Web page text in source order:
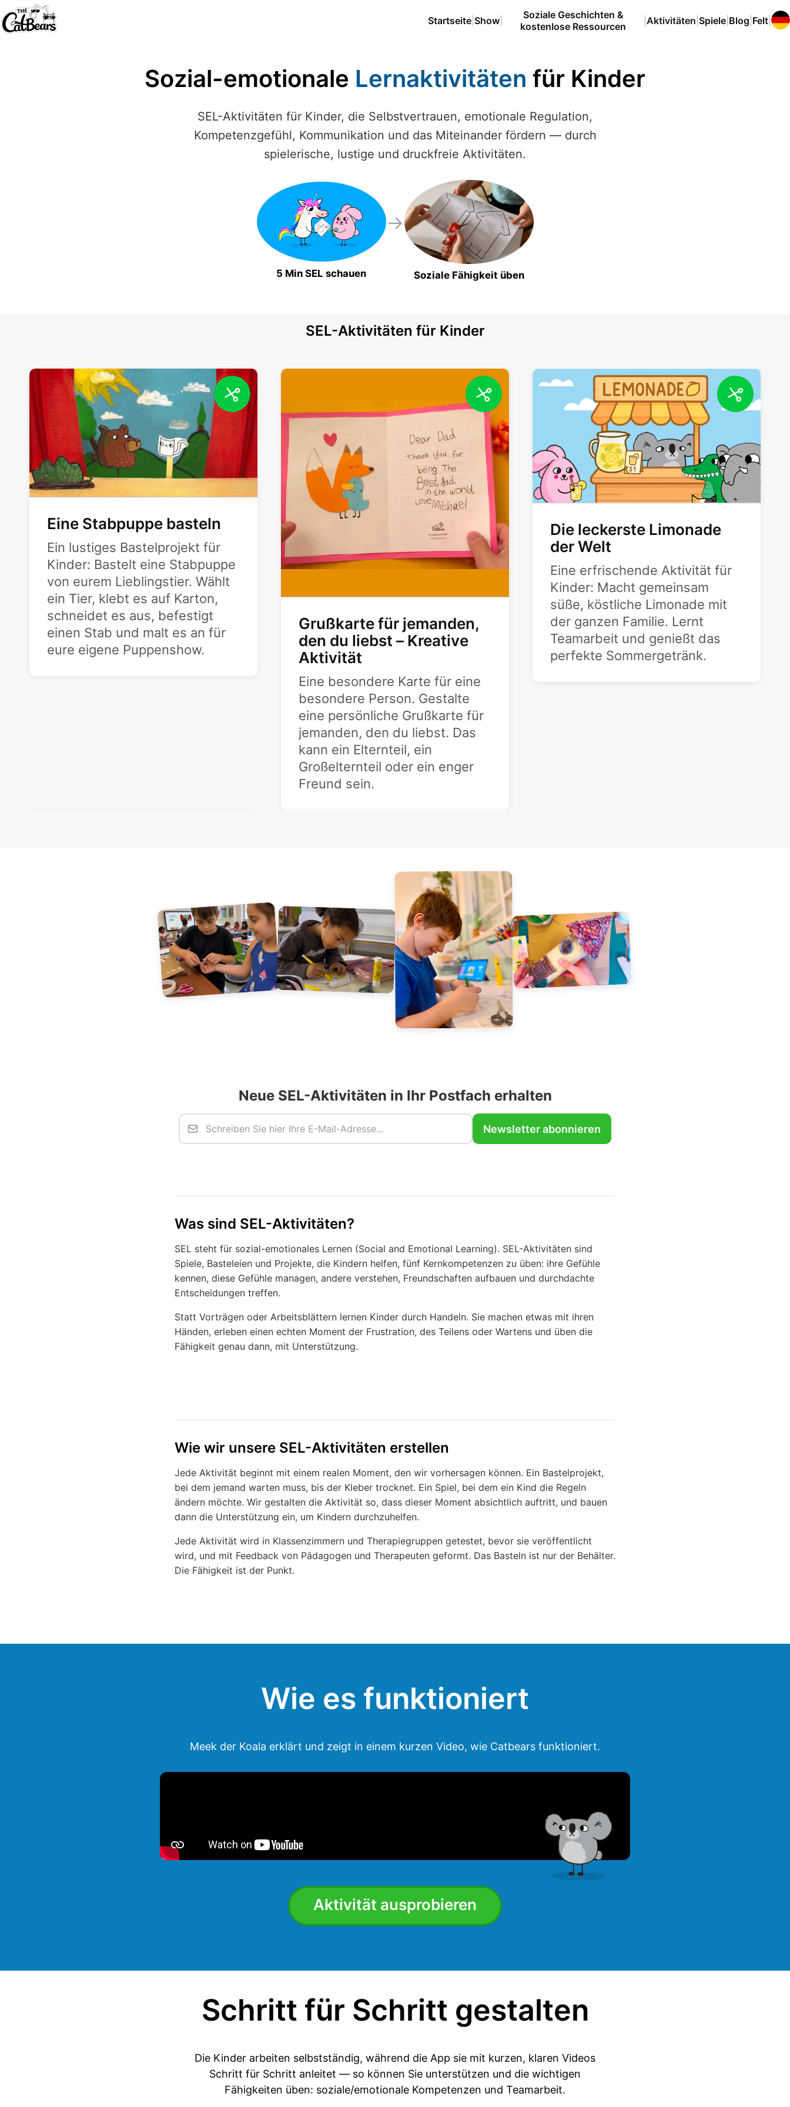
Startseite Show
Soziale Geschichten &
kostenlose Ressourcen
Aktivitäten Spiele Blog Felt
Sozial-emotionale Lernaktivitäten für Kinder
SEL-Aktivitäten für Kinder, die Selbstvertrauen, emotionale Regulation,
Kompetenzgefühl, Kommunikation und das Miteinander fördern — durch
spielerische, lustige und druckfreie Aktivitäten.
5 Min SEL schauen
→
Soziale Fähigkeit üben
SEL-Aktivitäten für Kinder
Eine Stabpuppe basteln
Ein lustiges Bastelprojekt für
Kinder: Bastelt eine Stabpuppe
von eurem Lieblingstier. Wählt
ein Tier, klebt es auf Karton,
schneidet es aus, befestigt
einen Stab und malt es an für
eure eigene Puppenshow.
Grußkarte für jemanden,
den du liebst – Kreative
Aktivität
Eine besondere Karte für eine
besondere Person. Gestalte
eine persönliche Grußkarte für
jemanden, den du liebst. Das
kann ein Elternteil, ein
Großelternteil oder ein enger
Freund sein.
Die leckerste Limonade
der Welt
Eine erfrischende Aktivität für
Kinder: Macht gemeinsam
süße, köstliche Limonade mit
der ganzen Familie. Lernt
Teamarbeit und genießt das
perfekte Sommergetränk.
Neue SEL-Aktivitäten in Ihr Postfach erhalten
Newsletter abonnieren
Was sind SEL-Aktivitäten?
SEL steht für sozial-emotionales Lernen (Social and Emotional Learning). SEL-Aktivitäten sind
Spiele, Basteleien und Projekte, die Kindern helfen, fünf Kernkompetenzen zu üben: ihre Gefühle
kennen, diese Gefühle managen, andere verstehen, Freundschaften aufbauen und durchdachte
Entscheidungen treffen.
Statt Vorträgen oder Arbeitsblättern lernen Kinder durch Handeln. Sie machen etwas mit ihren
Händen, erleben einen echten Moment der Frustration, des Teilens oder Wartens und üben die
Fähigkeit genau dann, mit Unterstützung.
Wie wir unsere SEL-Aktivitäten erstellen
Jede Aktivität beginnt mit einem realen Moment, den wir vorhersagen können. Ein Bastelprojekt,
bei dem jemand warten muss, bis der Kleber trocknet. Ein Spiel, bei dem ein Kind die Regeln
ändern möchte. Wir gestalten die Aktivität so, dass dieser Moment absichtlich auftritt, und bauen
dann die Unterstützung ein, um Kindern durchzuhelfen.
Jede Aktivität wird in Klassenzimmern und Therapiegruppen getestet, bevor sie veröffentlicht
wird, und mit Feedback von Pädagogen und Therapeuten geformt. Das Basteln ist nur der Behälter.
Die Fähigkeit ist der Punkt.
Wie es funktioniert
Meek der Koala erklärt und zeigt in einem kurzen Video, wie Catbears funktioniert.
Aktivität ausprobieren
Schritt für Schritt gestalten
Die Kinder arbeiten selbstständig, während die App sie mit kurzen, klaren Videos
Schritt für Schritt anleitet — so können Sie unterstützen und die wichtigen
Fähigkeiten üben: soziale/emotionale Kompetenzen und Teamarbeit.